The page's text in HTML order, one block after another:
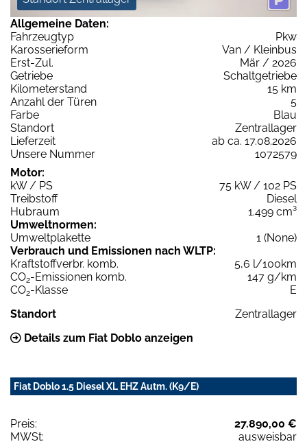
Allgemeine Daten:
Fahrzeugtyp
Pkw
Karosserieform
Van / Kleinbus
Erst-Zul.
Mär / 2026
Getriebe
Schaltgetriebe
Kilometerstand
15 km
Anzahl der Türen
5
Farbe
Blau
Standort
Zentrallager
Lieferzeit
ab ca. 17.08.2026
Unsere Nummer
1072579
Motor:
kW / PS
75 kW / 102 PS
Treibstoff
Diesel
Hubraum
1.499 cm³
Umweltnormen:
Umweltplakette
1 (None)
Verbrauch und Emissionen nach WLTP:
Kraftstoffverbr. komb.
5,6 l/100km
CO2-Emissionen komb.
147 g/km
CO2-Klasse
E
Standort
Zentrallager
Details zum Fiat Doblo anzeigen
Fiat Doblo 1.5 Diesel XL EHZ Autm. (K9/E)
Preis:
27.890,00 €
MWSt:
ausweisbar